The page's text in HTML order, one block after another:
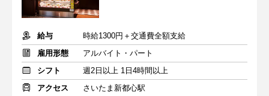
給与
時給1300円＋交通費全額支給
雇用形態
アルバイト・パート
シフト
週2日以上 1日4時間以上
アクセス
さいたま新都心駅